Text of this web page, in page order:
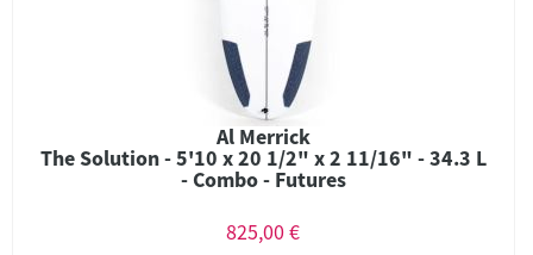
Al Merrick
The Solution - 5'10 x 20 1/2" x 2 11/16" - 34.3 L
- Combo - Futures
825,00 €